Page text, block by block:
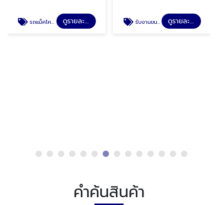
รถแม็คโครให้เช่ารายวัน ดูรายละเอียด
คำค้นสินค้า